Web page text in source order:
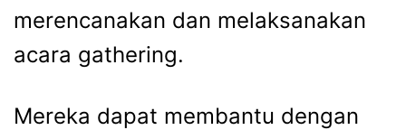
merencanakan dan melaksanakan
acara gathering.
Mereka dapat membantu dengan